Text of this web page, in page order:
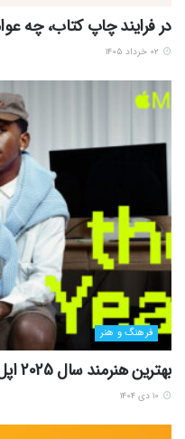
در فرایند چاپ کتاب، چه
فرهنگ و هنر
بهترین هنرمند سال 2025 اپل موزیک معرفی شد